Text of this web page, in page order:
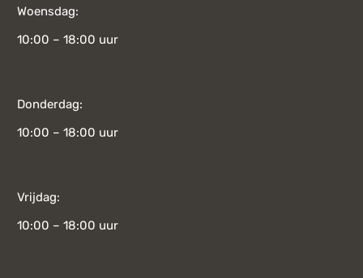
Woensdag:
10:00 – 18:00 uur
Donderdag:
10:00 – 18:00 uur
Vrijdag:
10:00 – 18:00 uur